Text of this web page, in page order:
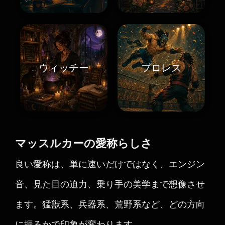
ウィッチー プロレス
マッスルカーの愛称らしさ
良い愛称は、単に速いだけではなく、エンジン
音、見た目の迫力、乗り手の美学まで想像させ
ます。猛獣系、兵器系、荒野系など、どの方向